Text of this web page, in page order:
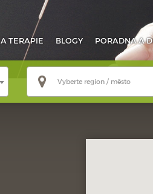
A TERAPIE BLOGY PORADNAA
Vyberte region / město